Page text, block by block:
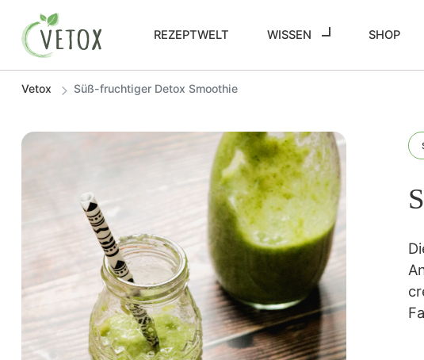
REZEPTWELT WISSEN SHOP
Vetox Süß-fruchtiger Detox Smoothie